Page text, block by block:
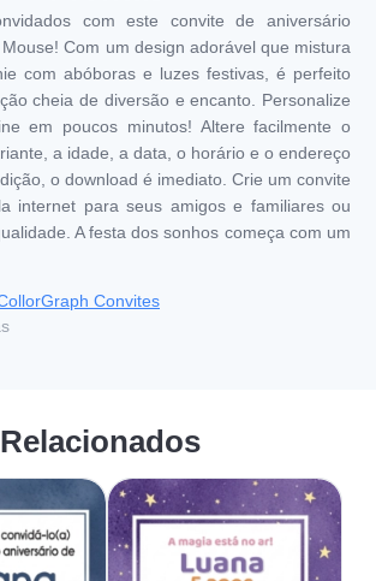
com este convite de aniversário
Com um design adorável que mistura
com abóboras e luzes festivas, é perfeito
cheia de diversão e encanto. Personalize
em poucos minutos! Altere facilmente o
a idade, a data, o horário e o endereço
o download é imediato. Crie um convite
internet para seus amigos e familiares ou
A festa dos sonhos começa com um
Convites